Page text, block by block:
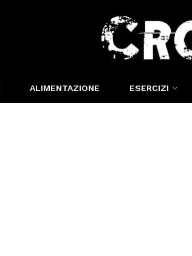
ALIMENTAZIONE ESERCIZI